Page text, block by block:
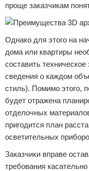
проще заказчикам
Однако для этого на
дома или квартиры
составить
сведения о каждом
стиль). Помимо этого,
будет отражена
отделочных
пригодится план
осветительных
Заказчики вправе
требования